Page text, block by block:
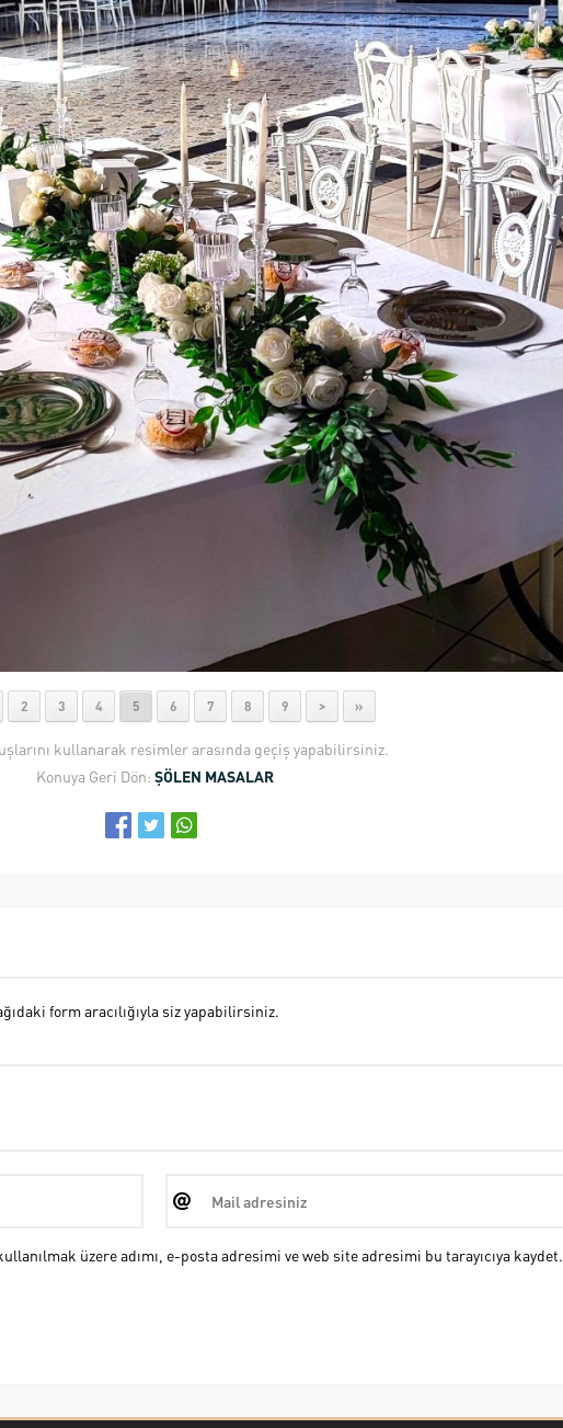
2 3 4 5 6 7 8 9 > »
kullanarak resimler arasında geçiş yapabilirsiniz.
Konuya Geri Dön: ŞÖLEN MASALAR
form aracılığıyla siz yapabilirsiniz.
üzere adımı, e-posta adresimi ve web site adresimi bu tarayıcıya kaydet.